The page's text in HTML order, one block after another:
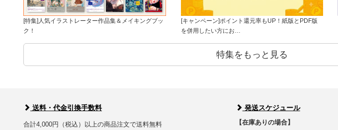
[特集]人気イラストレーター作品集＆メイキングブッ
ク！
[キャンペーン]ポイント還元率もUP！紙版とPDF版
を併用したい方にお…
特集をもっと見る
送料・代金引換手数料
合計4,000円（税込）以上の商品注文で送料無料
発送スケジュール
【在庫ありの場合】